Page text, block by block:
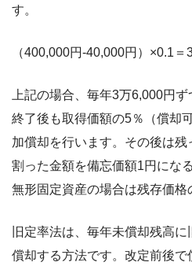
す。
（400,000円-40,000円）×0.1＝
上記の場合、毎年3万6,000円
終了後も取得価額の5％（償却
加償却を行います。その後は
割った金額を備忘価額1円にな
無形固定資産の場合は残存価格
旧定率法は、毎年未償却残高
償却する方法です。改定前後